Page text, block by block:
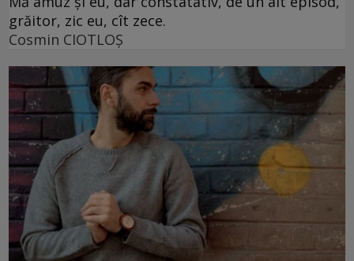
grăitor, zic eu, cît zece.
Cosmin CIOTLOŞ